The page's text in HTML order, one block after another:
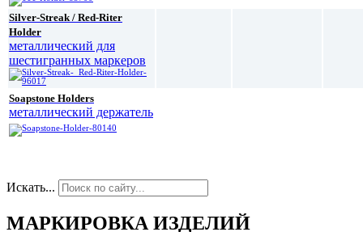
Silver-Streak / Red-Riter
Holder
металлический для
шестигранных маркеров
Soapstone Holders
металлический держатель
Искать...
МАРКИРОВКА ИЗДЕЛИЙ